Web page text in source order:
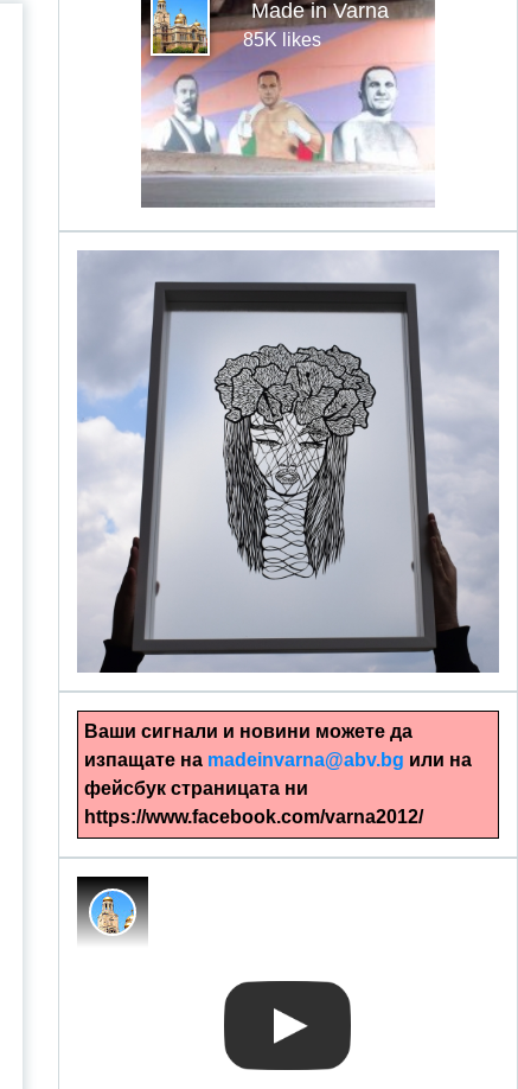
Made in Varna
85K likes
alinapapercut.com
Ръчно изрязани картини
Ваши сигнали и новини можете да
изпащате на madeinvarna@abv.bg или на
фейсбук страницата ни
https://www.facebook.com/varna2012/